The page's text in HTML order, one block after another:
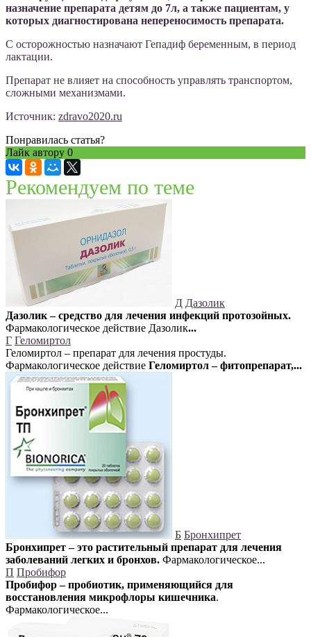
назначение препарата детям до 7л, а также пациентам, у
которых диагностирована непереносимость препарата.
С осторожностью назначают Гепадиф беременным, в период
лактации.
Препарат не влияет на способность управлять транспортом,
сложными механизмами.
Источник: zdravo2020.ru
Понравилась статья?
Лайк автору 0
Рекомендуем по теме
Д Дазолик
Дазолик – средство для лечения инфекций протозойных.
Фармакологическое действие Дазолик...
Г Геломиртол
Геломиртол – препарат для лечения простуды.
Фармакологическое действие Геломиртол – фитопрепарат,...
Б Бронхипрет
Бронхипрет – это растительный препарат для лечения
заболеваний легких и бронхов. Фармакологическое...
П Пробифор
Пробифор – пробиотик, применяющийся для
восстановления микрофлоры кишечника.
Фармакологическое...